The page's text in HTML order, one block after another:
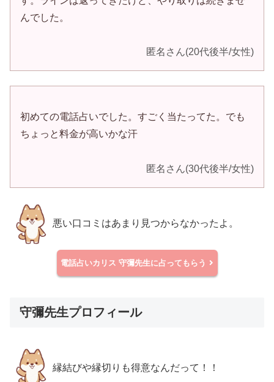
んでした。
匿名さん(20代後半/女性)
初めての電話占いでした。すごく当たってた。でも
ちょっと料金が高いかな汗
匿名さん(30代後半/女性)
悪い口コミはあまり見つからなかったよ。
電話占いカリス 守彌先生に占ってもらう
守彌先生プロフィール
縁結びや縁切りも得意なんだって！！